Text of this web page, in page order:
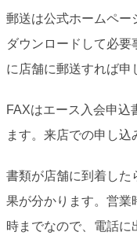
郵送は公式ホームペー
ダウンロードして必
に店舗に郵送すれば申
FAXはエース入会申込
ます。来店での申し込
書類が店舗に到着した
果が分かります。営業
時までなので、電話に